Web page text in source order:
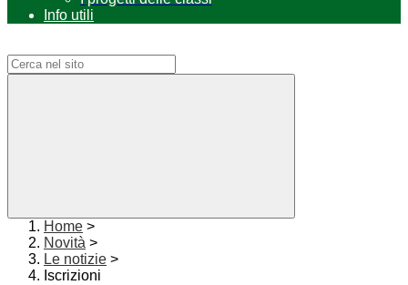
Info utili
Home >
Novità >
Le notizie >
Iscrizioni